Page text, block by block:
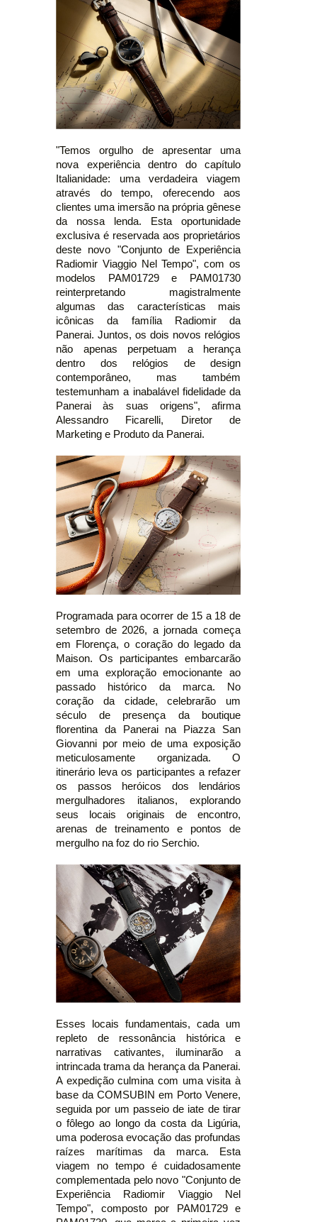
"Temos orgulho de apresentar uma
nova experiência dentro do capítulo
Italianidade: uma verdadeira viagem
através do tempo, oferecendo aos
clientes uma imersão na própria gênese
da nossa lenda. Esta oportunidade
exclusiva é reservada aos proprietários
deste novo "Conjunto de Experiência
Radiomir Viaggio Nel Tempo", com os
modelos PAM01729 e PAM01730
reinterpretando magistralmente
algumas das características mais
icônicas da família Radiomir da
Panerai. Juntos, os dois novos relógios
não apenas perpetuam a herança
dentro dos relógios de design
contemporâneo, mas também
testemunham a inabalável fidelidade da
Panerai às suas origens", afirma
Alessandro Ficarelli, Diretor de
Marketing e Produto da Panerai.
Programada para ocorrer de 15 a 18 de
setembro de 2026, a jornada começa
em Florença, o coração do legado da
Maison. Os participantes embarcarão
em uma exploração emocionante ao
passado histórico da marca. No
coração da cidade, celebrarão um
século de presença da boutique
florentina da Panerai na Piazza San
Giovanni por meio de uma exposição
meticulosamente organizada. O
itinerário leva os participantes a refazer
os passos heróicos dos lendários
mergulhadores italianos, explorando
seus locais originais de encontro,
arenas de treinamento e pontos de
mergulho na foz do rio Serchio.
Esses locais fundamentais, cada um
repleto de ressonância histórica e
narrativas cativantes, iluminarão a
intrincada trama da herança da Panerai.
A expedição culmina com uma visita à
base da COMSUBIN em Porto Venere,
seguida por um passeio de iate de tirar
o fôlego ao longo da costa da Ligúria,
uma poderosa evocação das profundas
raízes marítimas da marca. Esta
viagem no tempo é cuidadosamente
complementada pelo novo "Conjunto de
Experiência Radiomir Viaggio Nel
Tempo", composto por PAM01729 e